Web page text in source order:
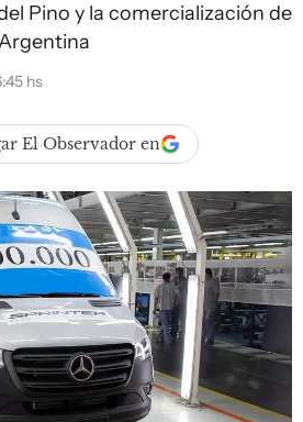
Pino y la comercialización de
hs
El Observador en